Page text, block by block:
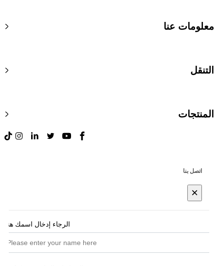
معلومات عنا
التنقل
المنتجات
اتصل بنا
×
الرجاء إدخال اسمك هنا